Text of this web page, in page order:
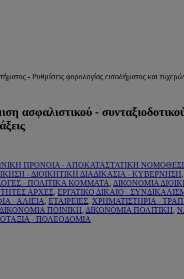
- Ρυθμίσεις φορολογίας εισοδήματος και τυχερών
ασφαλιστικού -
ΠΡΟΝΟΙΑ - ΑΠΟΚΑΤΑΣΤΑΤΙΚΗ
- ΔΙΟΙΚΗΤΙΚΗ ΔΙΑΔΙΚΑΣΙΑ - ΚΥΒΕΡΝΗΣΗ,
- ΠΟΛΙΤΙΚΑ ΚΟΜΜΑΤΑ, ΔΙΚΟΝΟΜΙΑ
ΑΡΧΕΣ, ΕΡΓΑΤΙΚΟ ΔΙΚΑΙΟ -
- ΑΛΙΕΙΑ, ΕΤΑΙΡΕΙΕΣ, ΧΡΗΜΑΤΙΣΤΗΡΙΑ -
ΔΙΚΟΝΟΜΙΑ ΠΟΙΝΙΚΗ, ΔΙΚΟΝΟΜΙΑ ΠΟΛΙΤΙΚΗ,
- ΠΟΛΕΟΔΟΜΙΑ